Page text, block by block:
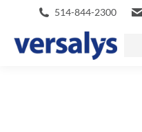
514-844-2300